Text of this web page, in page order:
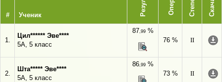
# Ученик
1.
Цил****** Эве****
5А, 5 класс
87,99%
76 %
II
2.
Шта***** Эве****
5А, 5 класс
86,99%
73 %
II